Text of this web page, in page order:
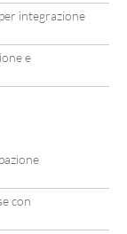
integrazione
e
con